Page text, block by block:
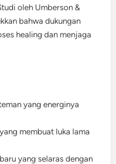
oleh Umberson &
bahwa dukungan
healing dan menjaga
yang energinya
membuat luka lama
yang selaras dengan